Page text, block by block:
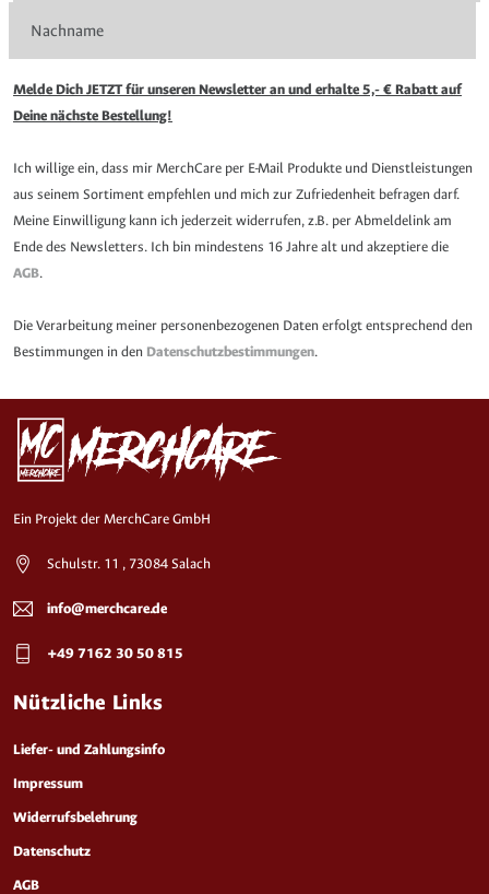
Melde Dich JETZT für unseren Newsletter an und erhalte 5,- € Rabatt auf
Deine nächste Bestellung!
Ich willige ein, dass mir MerchCare per E-Mail Produkte und Dienstleistungen
aus seinem Sortiment empfehlen und mich zur Zufriedenheit befragen darf.
Meine Einwilligung kann ich jederzeit widerrufen, z.B. per Abmeldelink am
Ende des Newsletters. Ich bin mindestens 16 Jahre alt und akzeptiere die
AGB.
Die Verarbeitung meiner personenbezogenen Daten erfolgt entsprechend den
Bestimmungen in den Datenschutzbestimmungen.
Ein Projekt der MerchCare GmbH
Schulstr. 11 , 73084 Salach
info@merchcare.de
+49 7162 30 50 815
Nützliche Links
Liefer- und Zahlungsinfo
Impressum
Widerrufsbelehrung
Datenschutz
AGB